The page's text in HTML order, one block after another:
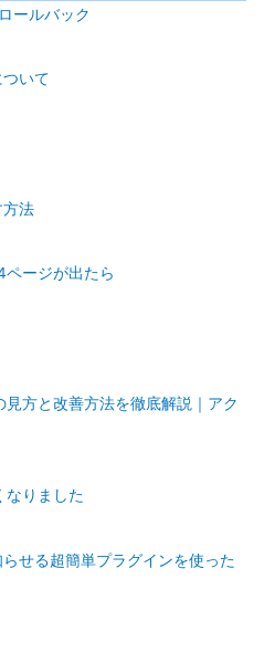
ールバック
いて
方法
ージが出たら
方と改善方法を徹底解説｜アク
なりました
せる超簡単プラグインを使った